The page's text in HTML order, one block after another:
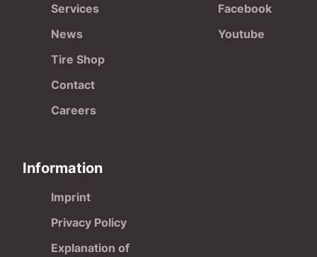
Services
News
Tire Shop
Contact
Careers
Facebook
Youtube
Information
Imprint
Privacy Policy
Explanation of